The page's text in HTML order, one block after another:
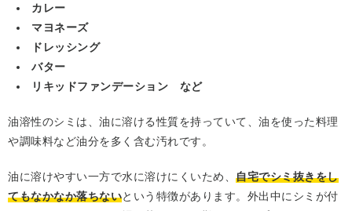
カレー
マヨネーズ
ドレッシング
バター
リキッドファンデーション など
油溶性のシミは、油に溶ける性質を持っていて、油を使った料理
や調味料など油分を多く含む汚れです。
油に溶けやすい一方で水に溶けにくいため、 自宅でシミ抜きをし
てもなかなか落ちないという特徴があります。外出中にシミが付